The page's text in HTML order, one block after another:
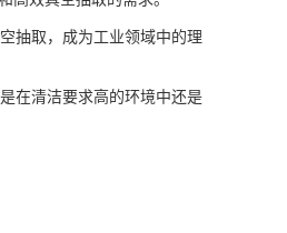
抽取，成为工业领域中的理
在清洁要求高的环境中还是